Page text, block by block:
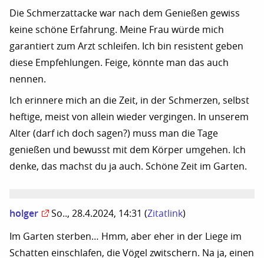
Die Schmerzattacke war nach dem Genießen gewiss
keine schöne Erfahrung. Meine Frau würde mich
garantiert zum Arzt schleifen. Ich bin resistent geben
diese Empfehlungen. Feige, könnte man das auch
nennen.
Ich erinnere mich an die Zeit, in der Schmerzen, selbst
heftige, meist von allein wieder vergingen. In unserem
Alter (darf ich doch sagen?) muss man die Tage
genießen und bewusst mit dem Körper umgehen. Ich
denke, das machst du ja auch. Schöne Zeit im Garten.
holger So.., 28.4.2024, 14:31 (Zitatlink)
Im Garten sterben… Hmm, aber eher in der Liege im
Schatten einschlafen, die Vögel zwitschern. Na ja, einen